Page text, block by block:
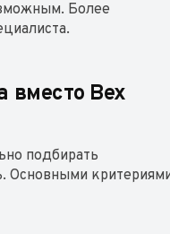
Более
вместо Bex
подбирать
Основными